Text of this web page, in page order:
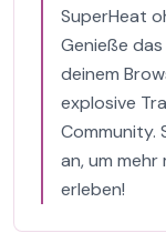
SuperHeat
Genieße
deinem
explosive
Community.
an, um
erleben!